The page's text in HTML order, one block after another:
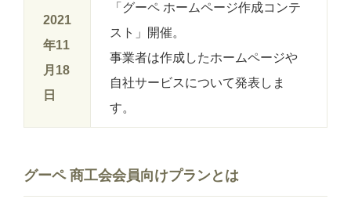
2021
年11
月18
日
「グーペ ホームページ作成コンテ
スト」開催。
事業者は作成したホームページや
自社サービスについて発表しま
す。
グーペ 商工会会員向けプランとは